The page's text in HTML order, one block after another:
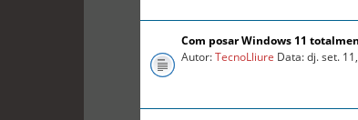
Com posar Windows 11
Autor:TecnoLliure Data: dj. set.